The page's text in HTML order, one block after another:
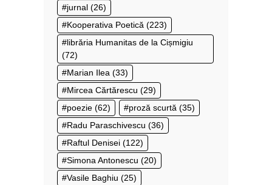
jurnal (26)
Kooperativa Poetică (223)
librăria Humanitas de la Cișmigiu
(72)
Marian Ilea (33)
Mircea Cărtărescu (29)
poezie (62) proză scurtă (35)
Radu Paraschivescu (36)
Raftul Denisei (122)
Simona Antonescu (20)
Vasile Baghiu (25)